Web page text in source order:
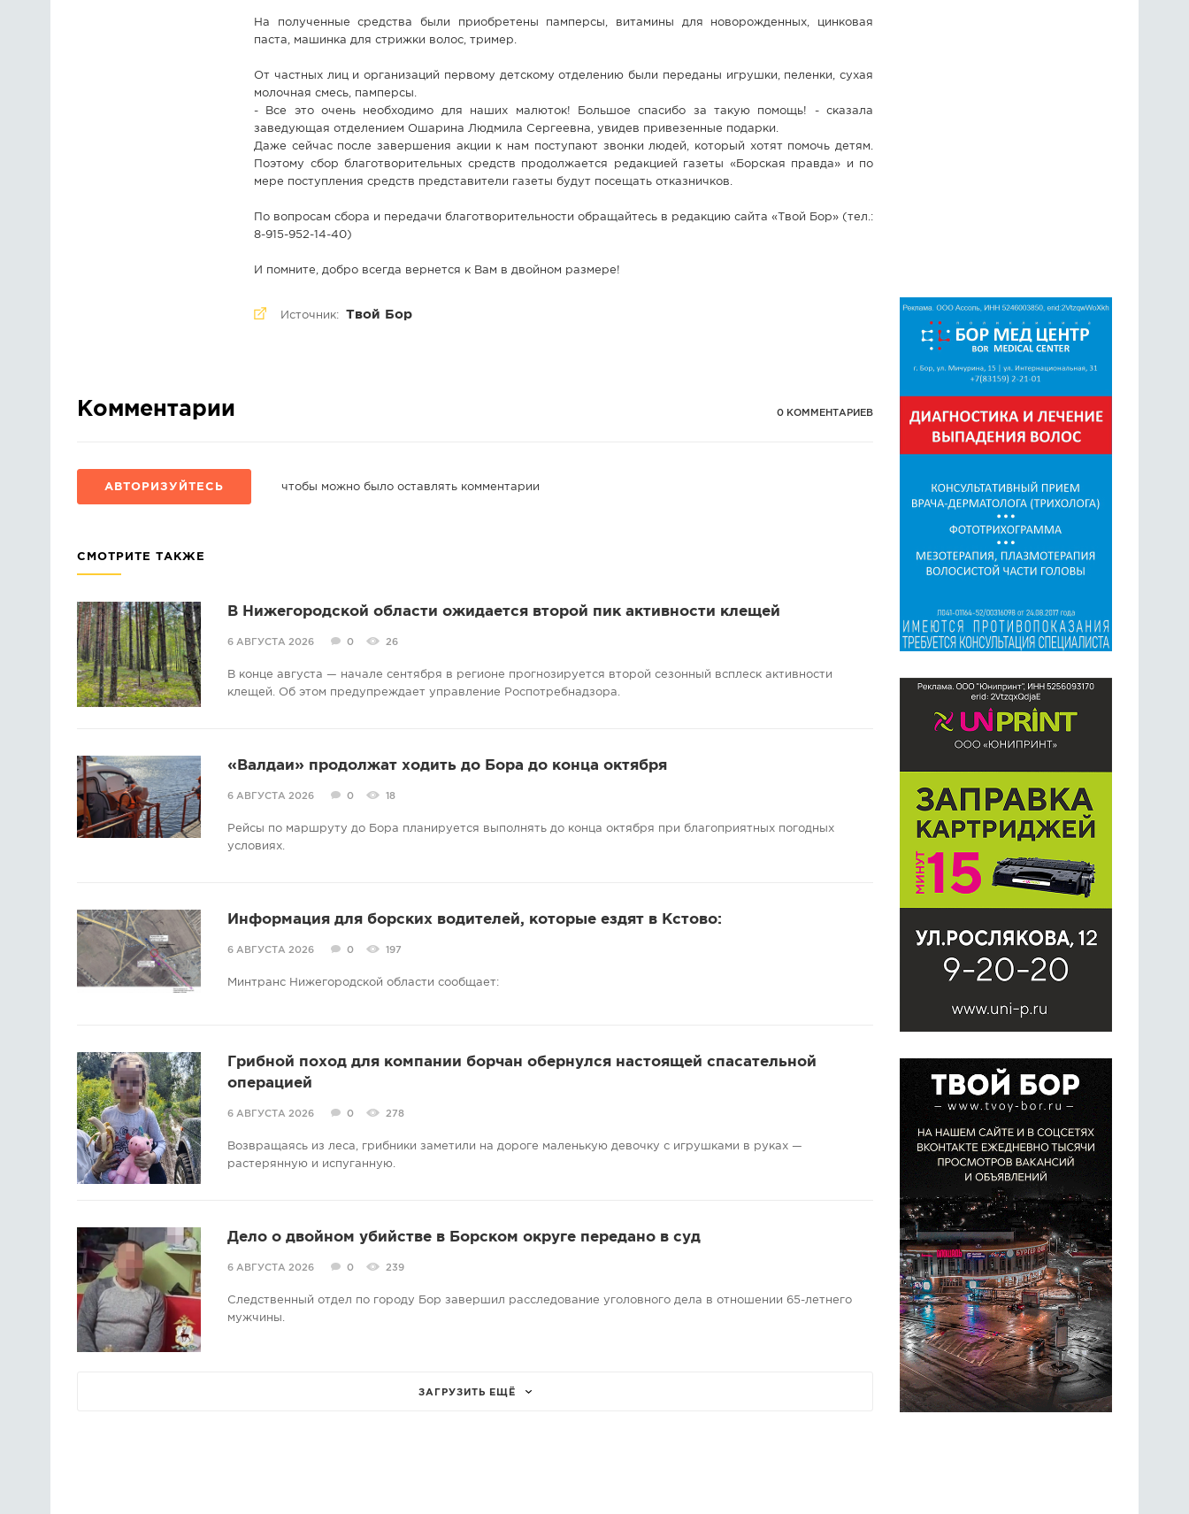
На полученные средства были приобретены памперсы, витамины для новорожденных, цинковая
паста, машинка для стрижки волос, тример.
От частных лиц и организаций первому детскому отделению были переданы игрушки, пеленки, сухая
молочная смесь, памперсы.
- Все это очень необходимо для наших малюток! Большое спасибо за такую помощь! - сказала
заведующая отделением Ошарина Людмила Сергеевна, увидев привезенные подарки.
Даже сейчас после завершения акции к нам поступают звонки людей, который хотят помочь детям.
Поэтому сбор благотворительных средств продолжается редакцией газеты «Борская правда» и по
мере поступления средств представители газеты будут посещать отказничков.
По вопросам сбора и передачи благотворительности обращайтесь в редакцию сайта «Твой Бор» (тел.:
8-915-952-14-40)
И помните, добро всегда вернется к Вам в двойном размере!
Источник: Твой Бор
Комментарии 0 КОММЕНТАРИЕВ
АВТОРИЗУЙТЕСЬ чтобы можно было оставлять комментарии
СМОТРИТЕ ТАКЖЕ
В Нижегородской области ожидается второй пик активности клещей
6 АВГУСТА 2026 0 26
В конце августа — начале сентября в регионе прогнозируется второй сезонный всплеск активности
клещей. Об этом предупреждает управление Роспотребнадзора.
«Валдаи» продолжат ходить до Бора до конца октября
6 АВГУСТА 2026 0 18
Рейсы по маршруту до Бора планируется выполнять до конца октября при благоприятных погодных
условиях.
Информация для борских водителей, которые ездят в Кстово:
6 АВГУСТА 2026 0 197
Минтранс Нижегородской области сообщает:
Грибной поход для компании борчан обернулся настоящей спасательной
операцией
6 АВГУСТА 2026 0 278
Возвращаясь из леса, грибники заметили на дороге маленькую девочку с игрушками в руках —
растерянную и испуганную.
Дело о двойном убийстве в Борском округе передано в суд
6 АВГУСТА 2026 0 239
Следственный отдел по городу Бор завершил расследование уголовного дела в отношении 65-летнего
мужчины.
ЗАГРУЗИТЬ ЕЩЁ